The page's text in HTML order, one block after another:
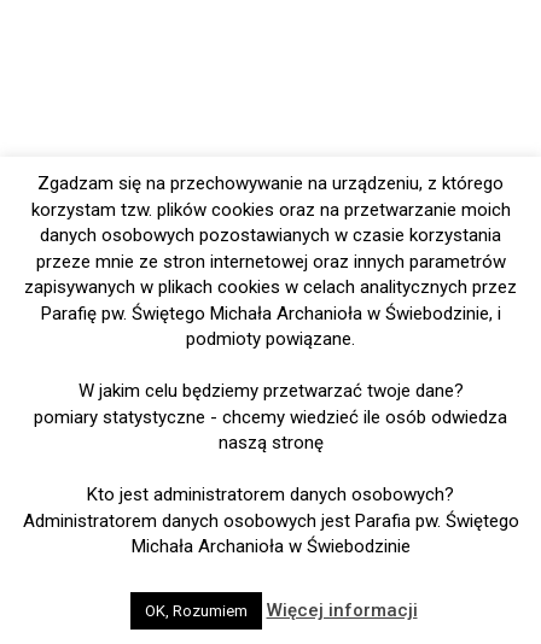
dumnie napędza Parafia pw. świętego Michała Archanioła
Zgadzam się na przechowywanie na urządzeniu, z którego
korzystam tzw. plików cookies oraz na przetwarzanie moich
danych osobowych pozostawianych w czasie korzystania
przeze mnie ze stron internetowej oraz innych parametrów
zapisywanych w plikach cookies w celach analitycznych przez
Parafię pw. Świętego Michała Archanioła w Świebodzinie, i
podmioty powiązane.
W jakim celu będziemy przetwarzać twoje dane?
pomiary statystyczne - chcemy wiedzieć ile osób odwiedza
naszą stronę
Kto jest administratorem danych osobowych?
Administratorem danych osobowych jest Parafia pw. Świętego
Michała Archanioła w Świebodzinie
OK, Rozumiem Więcej informacji